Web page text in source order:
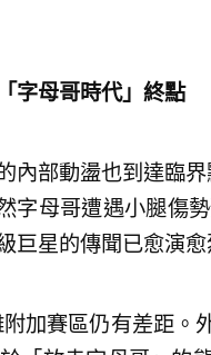
字母哥時代」終點
內部動盪也到達臨
字母哥遭遇小腿傷
巨星的傳聞已愈演愈
加賽區仍有差距。